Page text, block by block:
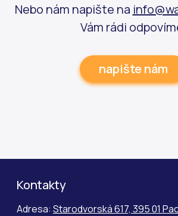
Nebo nám napište na
Vám rádi
napište nám
Kontakty
Adresa: Starodvorská 617, 395 01